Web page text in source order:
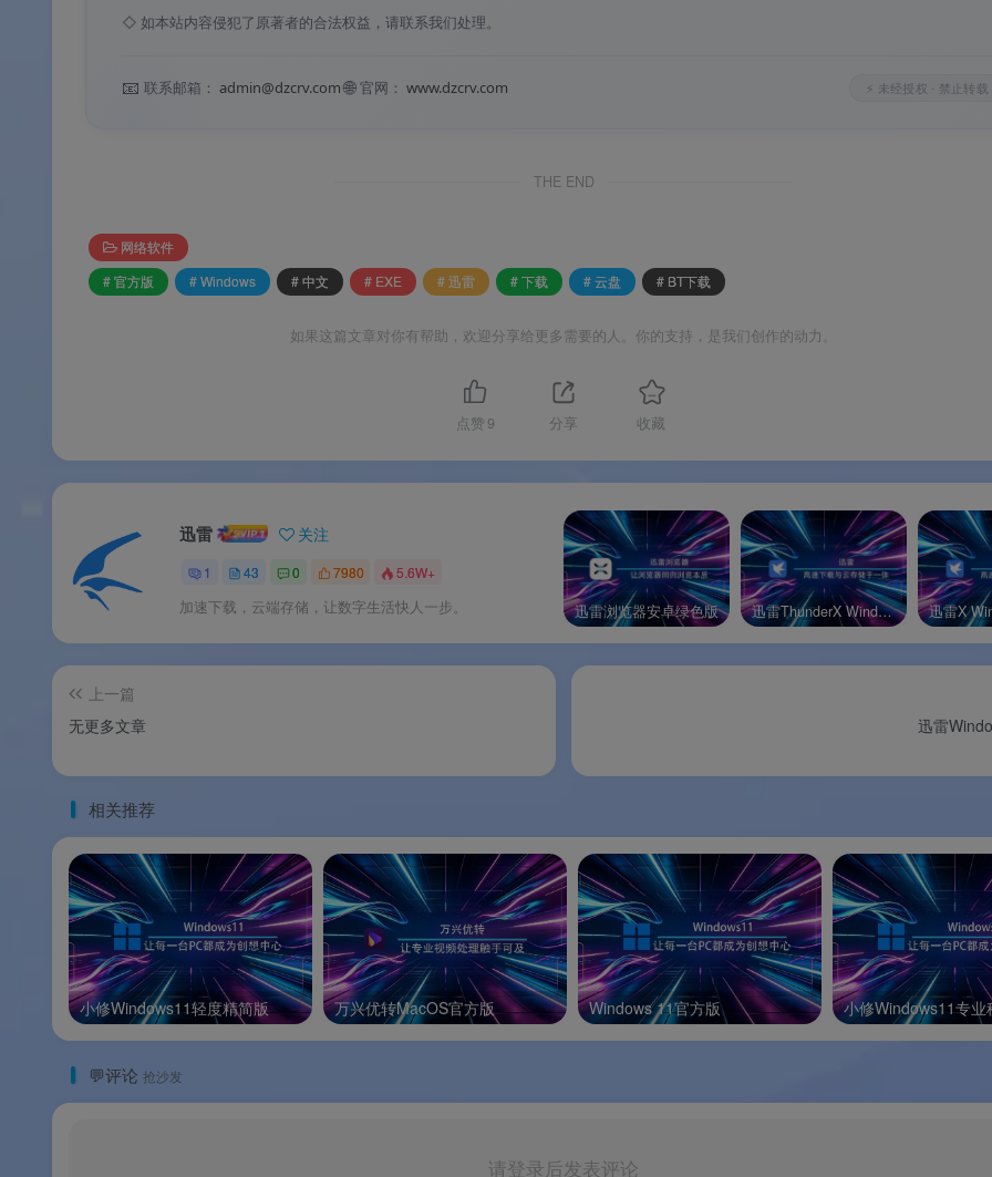
🖥️全新清爽界面设计：迅雷12视觉风格全新升级，交互体验更轻便，低频功能折叠至“更多”模块，减少干扰。
：支持电脑、手机、TV、NAS等多设备同步，随时随地访问和管理文件
🎬智能片库管理
🏆20年技术沉淀：深耕下载领域20余年，核心下载技术历经千万用户验证。
：基于网格原理的多资源超线程技术，大文件及热门资源传输表现卓越。
下载+云盘合二为一 ：突破传统下载体验，所有用户免费使用云盘功能。
非会员也能满速下载 ：非会员亦可正常使用全协议下载，从云盘取回文件的速度前所未有地快。
📌品牌支持：以上信息由渡漳软件网提供整理。
🖥️系统要求
🖥️系统要求
配置项 最低配置
推荐配置
操作系统
Windows 7 / 8 / 8.1
Windows 10 / 11（64位）
内存
1 GB
4 GB 以上
◇ 如本站内容侵犯了原著者的合法权益，请联系我们处理。
📧 联系邮箱： admin@dzcrv.com🌐官网： www.dzcrv.com ⚡ 未经授权 · 禁止转载
THE END
网络软件
# 官方版
# Windows # 中文 # EXE # 迅雷 # 下载 # 云盘 # BT下载
如果这篇文章对你有帮助，欢迎分享给更多需要的人。你的支持，是我们创作的动力。
点赞 9 分享 收藏
迅雷 关注
1 43 0 7980 5.6W+
加速下载，云端存储，让数字生活快人一步。 迅雷浏览器安卓绿色版 迅雷ThunderX Windows绿色版 迅雷X
上一篇
无更多文章
迅雷
相关推荐
小修Windows11轻度精简版 万兴优转MacOS官方版 Windows 11官方版 小修Windows11专业
💬评论 抢沙发
请登录后发表评论